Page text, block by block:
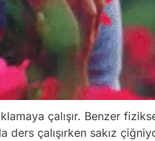
çalışır. Benzer
ders çalışırken sakız